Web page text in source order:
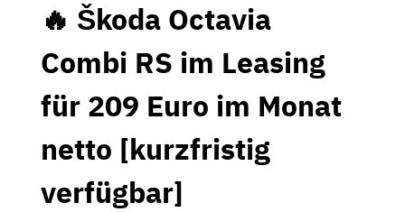
🔥 Škoda Octavia
Combi RS im Leasing
für 209 Euro im Monat
netto [kurzfristig
verfügbar]